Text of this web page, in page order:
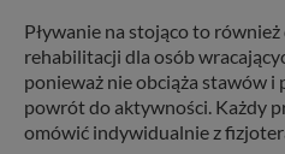
Pływanie na stojąco to również
rehabilitacji dla osób
ponieważ nie obciąża stawów i
powrót do aktywności. Każdy
omówić indywidualnie z